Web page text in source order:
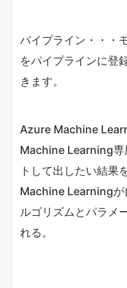
パイプライン・・・
をパイプラインに登
きます。
Azure Machine
Machine Learning専
トして出したい結
Machine Learningが
ルゴリズムとパラメ
れる。